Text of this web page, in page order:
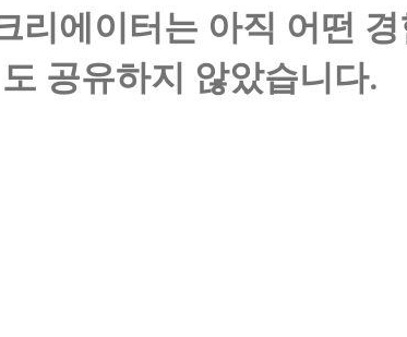
리에이터는 아직 어떤 경
도 공유하지 않았습니다.